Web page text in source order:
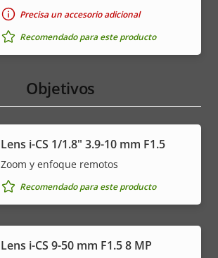
Precisa un accesorio adicional
Recomendado para este producto
Objetivos
Lens i-CS 1/1.8" 3.9-10 mm F1.5
Zoom y enfoque remotos
Recomendado para este producto
Lens i-CS 9-50 mm F1.5 8 MP